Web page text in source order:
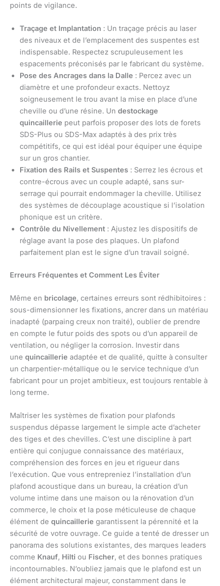
points de vigilance.
Traçage et Implantation : Un traçage précis au laser
des niveaux et de l’emplacement des suspentes est
indispensable. Respectez scrupuleusement les
espacements préconisés par le fabricant du système.
Pose des Ancrages dans la Dalle : Percez avec un
diamètre et une profondeur exacts. Nettoyz
soigneusement le trou avant la mise en place d’une
cheville ou d’une résine. Un destockage
quincaillerie peut parfois proposer des lots de forets
SDS-Plus ou SDS-Max adaptés à des prix très
compétitifs, ce qui est idéal pour équiper une équipe
sur un gros chantier.
Fixation des Rails et Suspentes : Serrez les écrous et
contre-écrous avec un couple adapté, sans sur-
serrage qui pourrait endommager la cheville. Utilisez
des systèmes de découplage acoustique si l’isolation
phonique est un critère.
Contrôle du Nivellement : Ajustez les dispositifs de
réglage avant la pose des plaques. Un plafond
parfaitement plan est le signe d’un travail soigné.
Erreurs Fréquentes et Comment Les Éviter
Même en bricolage, certaines erreurs sont rédhibitoires :
sous-dimensionner les fixations, ancrer dans un matériau
inadapté (parpaing creux non traité), oublier de prendre
en compte le futur poids des spots ou d’un appareil de
ventilation, ou négliger la corrosion. Investir dans
une quincaillerie adaptée et de qualité, quitte à consulter
un charpentier-métallique ou le service technique d’un
fabricant pour un projet ambitieux, est toujours rentable à
long terme.
Maîtriser les systèmes de fixation pour plafonds
suspendus dépasse largement le simple acte d’acheter
des tiges et des chevilles. C’est une discipline à part
entière qui conjugue connaissance des matériaux,
compréhension des forces en jeu et rigueur dans
l’exécution. Que vous entrepreniez l’installation d’un
plafond acoustique dans un bureau, la création d’un
volume intime dans une maison ou la rénovation d’un
commerce, le choix et la pose méticuleuse de chaque
élément de quincaillerie garantissent la pérennité et la
sécurité de votre ouvrage. Ce guide a tenté de dresser un
panorama des solutions existantes, des marques leaders
comme Knauf, Hilti ou Fischer, et des bonnes pratiques
incontournables. N’oubliez jamais que le plafond est un
élément architectural majeur, constamment dans le